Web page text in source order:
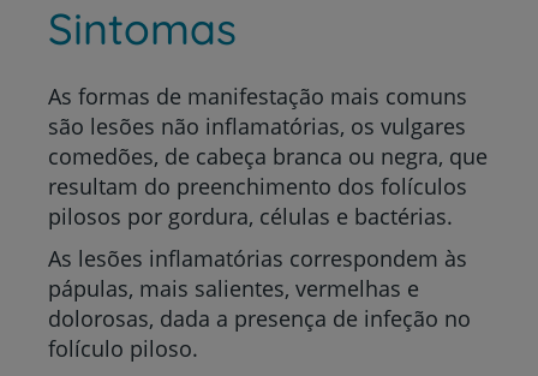
Sintomas
As formas de manifestação mais comuns
são lesões não inflamatórias, os vulgares
comedões, de cabeça branca ou negra, que
resultam do preenchimento dos folículos
pilosos por gordura, células e bactérias.
As lesões inflamatórias correspondem às
pápulas, mais salientes, vermelhas e
dolorosas, dada a presença de infeção no
folículo piloso.